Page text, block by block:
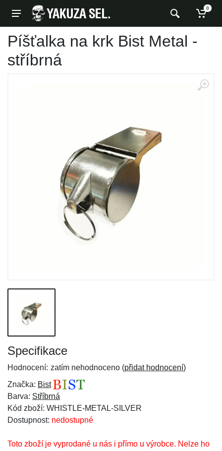
0
Píšťalka na krk Bist Metal -
stříbrná
Specifikace
Hodnocení: zatím nehodnoceno (přidat hodnocení)
Značka: Bist
Barva: Stříbrná
Kód zboží: WHISTLE-METAL-SILVER
Dostupnost: nedostupné
Toto zboží je vyprodané u nás i přímo u výrobce. Nelze ho